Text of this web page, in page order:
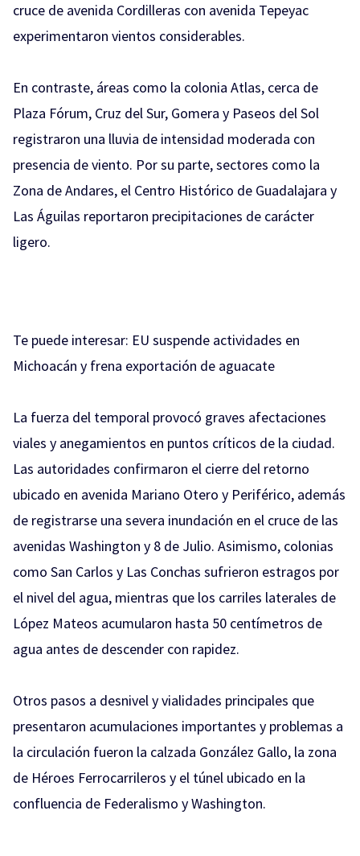
cruce de avenida Cordilleras con avenida Tepeyac
experimentaron vientos considerables.
En contraste, áreas como la colonia Atlas, cerca de
Plaza Fórum, Cruz del Sur, Gomera y Paseos del Sol
registraron una lluvia de intensidad moderada con
presencia de viento. Por su parte, sectores como la
Zona de Andares, el Centro Histórico de Guadalajara y
Las Águilas reportaron precipitaciones de carácter
ligero.
Te puede interesar: EU suspende actividades en
Michoacán y frena exportación de aguacate
La fuerza del temporal provocó graves afectaciones
viales y anegamientos en puntos críticos de la ciudad.
Las autoridades confirmaron el cierre del retorno
ubicado en avenida Mariano Otero y Periférico, además
de registrarse una severa inundación en el cruce de las
avenidas Washington y 8 de Julio. Asimismo, colonias
como San Carlos y Las Conchas sufrieron estragos por
el nivel del agua, mientras que los carriles laterales de
López Mateos acumularon hasta 50 centímetros de
agua antes de descender con rapidez.
Otros pasos a desnivel y vialidades principales que
presentaron acumulaciones importantes y problemas a
la circulación fueron la calzada González Gallo, la zona
de Héroes Ferrocarrileros y el túnel ubicado en la
confluencia de Federalismo y Washington.